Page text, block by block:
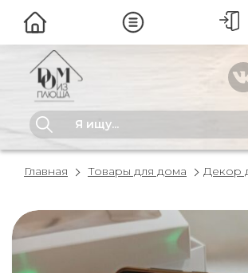
Главная Товары для дома Декор